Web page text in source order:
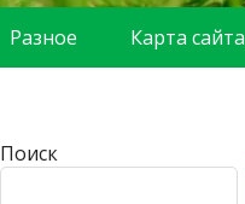
Разное Карта сайта
Поиск